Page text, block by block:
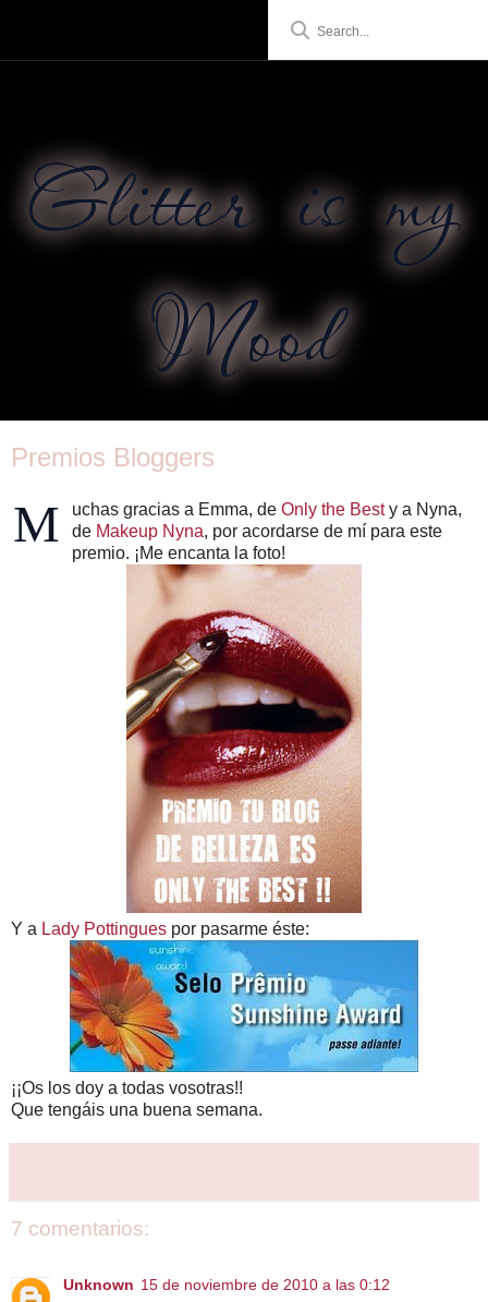
Glitter is my
Mood
Premios Bloggers
M uchas gracias a Emma, de Only the Besty a Nyna,
de Makeup Nyna, por acordarse de mí para este
premio. ¡Me encanta la foto!
Y a Lady Pottingues por pasarme éste:
¡¡Os los doy a todas vosotras!!
Que tengáis una buena semana.
7 comentarios:
Unknown 15 de noviembre de 2010 a las 0:12